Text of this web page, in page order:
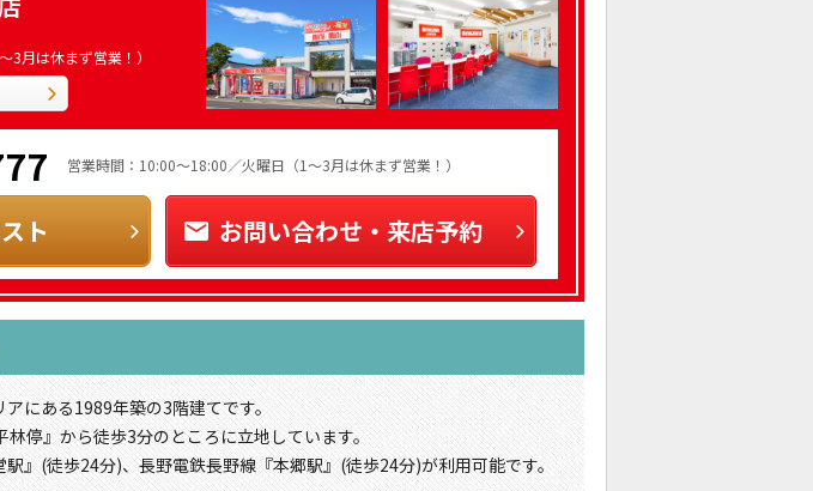
3月は休まず営業！）
営業時間：10:00～18:00／火曜日（1～3月は休まず営業！）
ト お問い合わせ・来店予約
にある1989年築の3階建てです。
停』から徒歩3分のところに立地しています。
』(徒歩24分)、長野電鉄長野線『本郷駅』(徒歩24分)が利用可能です。